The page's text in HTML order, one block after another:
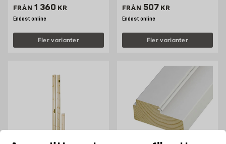
FRÅN Pris 1360 kr
1 360 KR
Endast online
Fler varianter
FRÅN Pris 507 kr
507 KR
Endast online
Fler varianter